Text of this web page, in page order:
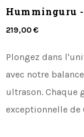
Humminguru -
219,00 €
Plongez dans
avec notre
ultrason. Chaque
exceptionnelle de